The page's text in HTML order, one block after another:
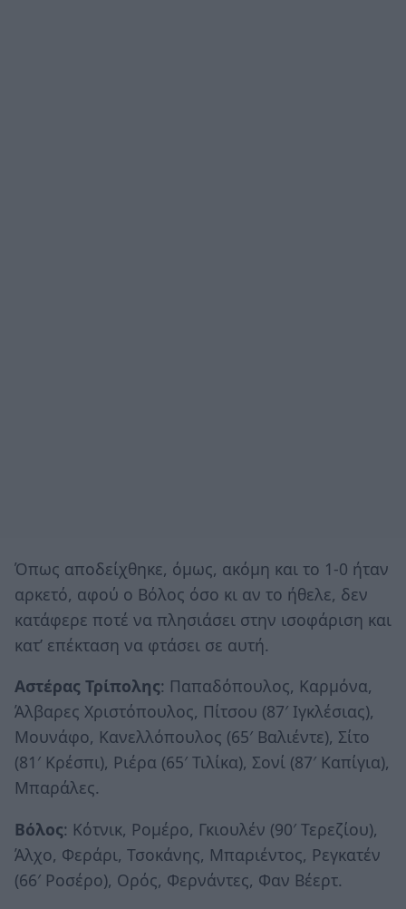
Όπως αποδείχθηκε, όμως, ακόμη και το 1-0 ήταν
αρκετό, αφού ο Βόλος όσο κι αν το ήθελε, δεν
κατάφερε ποτέ να πλησιάσει στην ισοφάριση και
κατ’ επέκταση να φτάσει σε αυτή.
Αστέρας Τρίπολης: Παπαδόπουλος, Καρμόνα,
Άλβαρες Χριστόπουλος, Πίτσου (87′ Ιγκλέσιας),
Μουνάφο, Κανελλόπουλος (65′ Βαλιέντε), Σίτο
(81′ Κρέσπι), Ριέρα (65′ Τιλίκα), Σονί (87′ Καπίγια),
Μπαράλες.
Βόλος: Κότνικ, Ρομέρο, Γκιουλέν (90′ Τερεζίου),
Άλχο, Φεράρι, Τσοκάνης, Μπαριέντος, Ρεγκατέν
(66′ Ροσέρο), Ορός, Φερνάντες, Φαν Βέερτ.